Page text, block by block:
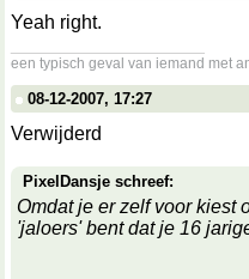
Yeah right.
een typisch geval van iemand met
08-12-2007, 17:27
Verwijderd
PixelDansje schreef:
Omdat je er zelf voor kiest
'jaloers' bent dat je 16